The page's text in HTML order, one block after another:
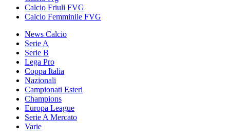
Calcio Friuli FVG
Calcio Femminile FVG
News Calcio
Serie A
Serie B
Lega Pro
Coppa Italia
Nazionali
Campionati Esteri
Champions
Europa League
Serie A Mercato
Varie